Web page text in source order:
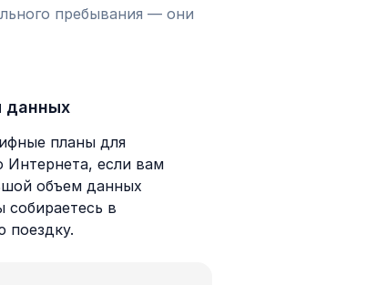
пребывания — они
данных
планы для
Интернета, если вам
объем данных
собираетесь в
поездку.